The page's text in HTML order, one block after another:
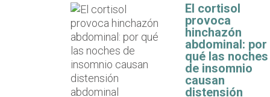
El cortisol
provoca
hinchazón
abdominal: por
qué las noches
de insomnio
causan
distensión